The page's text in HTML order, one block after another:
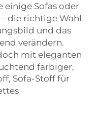
einige Sofas oder
die richtige Wahl
und das
verändern.
mit eleganten
farbiger,
Sofa-Stoff für